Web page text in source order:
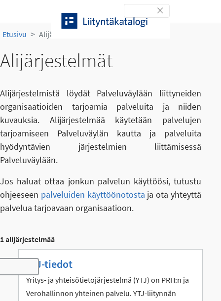
Toggle navigation
Etusivu Alijärjestelmät
Alijärjestelmät
Alijärjestelmistä löydät Palveluväylään liittyneiden
organisaatioiden tarjoamia palveluita ja niiden
kuvauksia. Alijärjestelmää käytetään palvelujen
tarjoamiseen Palveluväylän kautta ja palveluita
hyödyntävien järjestelmien liittämisessä
Palveluväylään.
Jos haluat ottaa jonkun palvelun käyttöösi, tutustu
ohjeeseen palveluiden käyttöönotosta ja ota yhteyttä
palvelua tarjoavaan organisaatioon.
1 alijärjestelmää
Toggle navigation
YTJ-tiedot
Yritys- ja yhteisötietojärjestelmä (YTJ) on PRH:n ja
Verohallinnon yhteinen palvelu. YTJ-liitynnän